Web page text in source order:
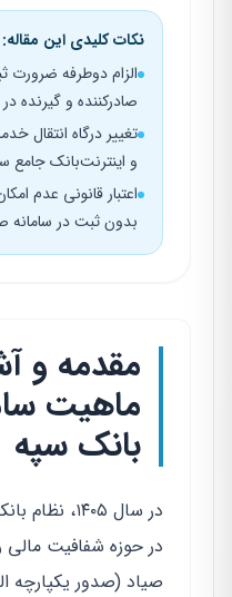
نکات کلیدی این مقاله:
الزام دوطرفه
صادرکننده و گیرنده
تغییر درگاه انتقال
و اینترنت‌بانک جامع
اعتبار قانونی عدم
بدون ثبت در سامانه
مقدمه و
ماهیت
بانک سپه
در سال
در حوزه شفافیت
صیاد (صدور یکپارچه